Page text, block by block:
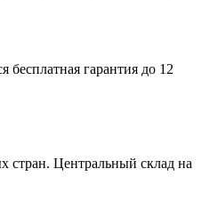
бесплатная гарантия до 12
стран. Центральный склад на